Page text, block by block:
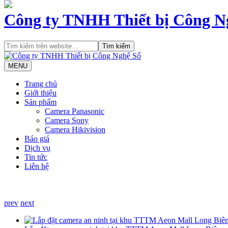
Công ty TNHH Thiết bị Công
MENU
Trang chủ
Giới thiệu
Sản phẩm
Camera Panasonic
Camera Sony
Camera Hikivision
Báo giá
Dịch vụ
Tin tức
Liên hệ
prev next